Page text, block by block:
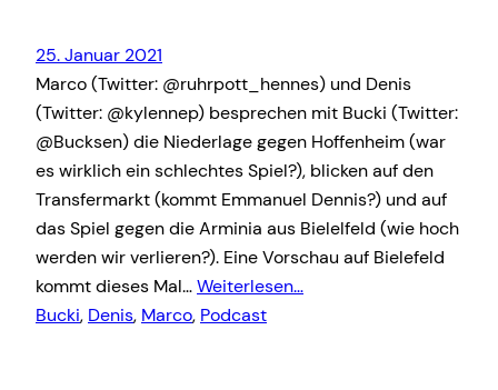
25. Januar 2021
Marco (Twitter: @ruhrpott_hennes) und Denis
(Twitter: @kylennep) besprechen mit Bucki (Twitter:
@Bucksen) die Niederlage gegen Hoffenheim (war
es wirklich ein schlechtes Spiel?), blicken auf den
Transfermarkt (kommt Emmanuel Dennis?) und auf
das Spiel gegen die Arminia aus Bielelfeld (wie hoch
werden wir verlieren?). Eine Vorschau auf Bielefeld
kommt dieses Mal…Weiterlesen…
Bucki, Denis, Marco, Podcast